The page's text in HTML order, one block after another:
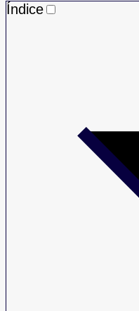
Índice